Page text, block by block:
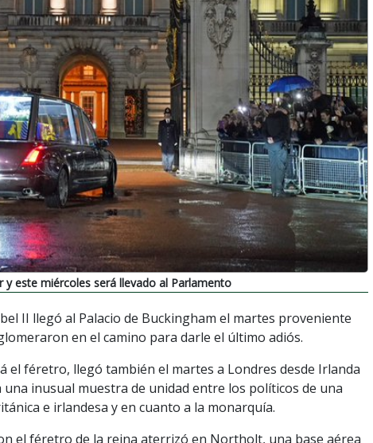
y este miércoles será llevado al Parlamento
II llegó al Palacio de Buckingham el martes proveniente
en el camino para darle el último adiós.
el féretro, llegó también el martes a Londres desde Irlanda
inusual muestra de unidad entre los políticos de una
e irlandesa y en cuanto a la monarquía.
el féretro de la reina aterrizó en Northolt, una base aérea